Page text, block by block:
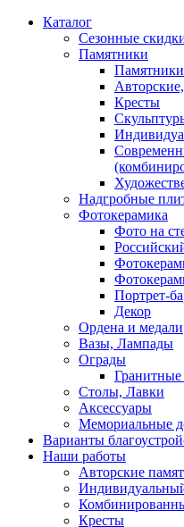
Каталог
Сезонные
Памятники
Кресты
Надгробные
Фотокерамика
Фото на
Портрет-
Декор
Ордена и медали
Вазы, Лампады
Ограды
Столы, Лавки
Аксессуары
Мемориальные
Варианты
Наши работы
Авторские
Кресты